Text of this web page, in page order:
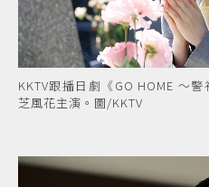
KKTV跟播日劇《GO HOME ～
芝風花主演。圖/KKTV